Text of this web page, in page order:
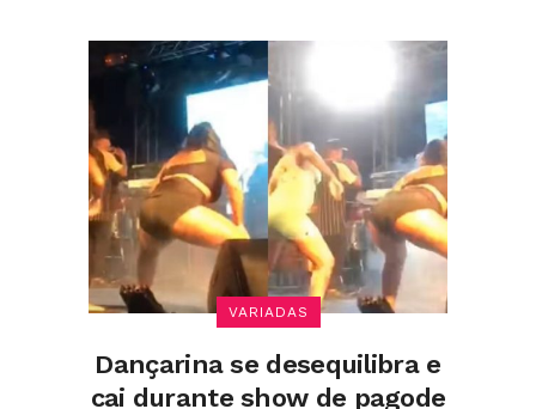
VARIADAS
Dançarina se desequilibra e
cai durante show de pagode